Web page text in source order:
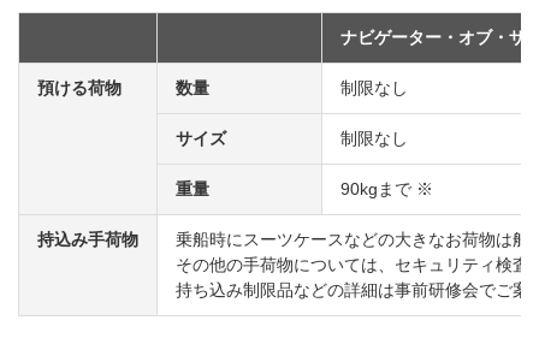
ナビゲーター・オブ・ザ
預ける荷物 数量 制限なし
サイズ 制限なし
重量 90kgまで ※
持込み手荷物
乗船時にスーツケースなどの大きなお荷物は
その他の手荷物については、セキュリティ検
持ち込み制限品などの詳細は事前研修会でご案